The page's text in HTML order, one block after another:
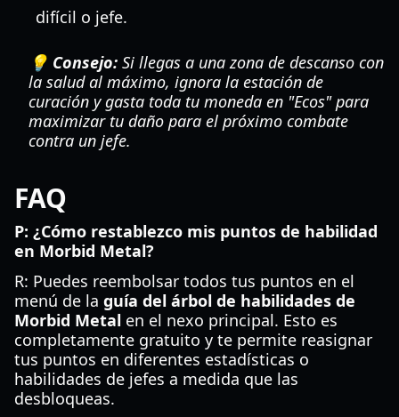
difícil o jefe.
💡 Consejo: Si llegas a una zona de descanso con
la salud al máximo, ignora la estación de
curación y gasta toda tu moneda en "Ecos" para
maximizar tu daño para el próximo combate
contra un jefe.
FAQ
P: ¿Cómo restablezco mis puntos de habilidad
en Morbid Metal?
R: Puedes reembolsar todos tus puntos en el
menú de la guía del árbol de habilidades de
Morbid Metal en el nexo principal. Esto es
completamente gratuito y te permite reasignar
tus puntos en diferentes estadísticas o
habilidades de jefes a medida que las
desbloqueas.